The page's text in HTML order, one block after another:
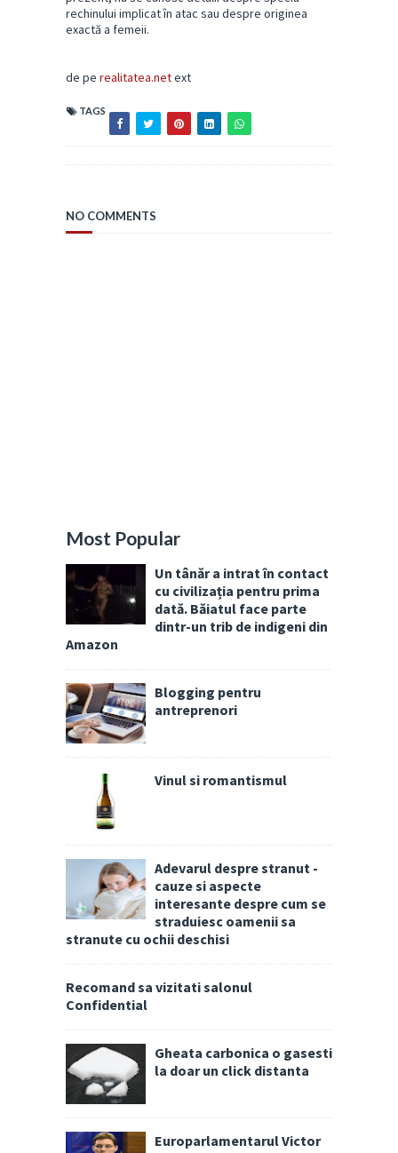
rechinului implicat în atac sau despre originea
exactă a femeii.
de pe realitatea.netext
TAGS
NO COMMENTS
Most Popular
Un tânăr a intrat în contact
cu civilizația pentru prima
dată. Băiatul face parte
dintr-un trib de indigeni din
Amazon
Blogging pentru
antreprenori
Vinul si romantismul
Adevarul despre stranut -
cauze si aspecte
interesante despre cum se
straduiesc oamenii sa
stranute cu ochii deschisi
Recomand sa vizitati salonul
Confidential
Gheata carbonica o gasesti
la doar un click distanta
Europarlamentarul Victor